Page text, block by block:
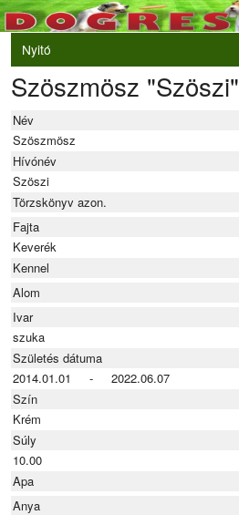
Nyitó
Belépés
VB és EO válogatók
Élő eredmények
Rendezvények
Kutyák
Tulajdonosok/Felvezetők
Szöszmösz "Szöszi"
Név
Szöszmösz
Hívónév
Szöszi
Törzskönyv azon.
Fajta
Keverék
Kennel
Alom
Ivar
szuka
Születés dátuma
2014.01.01 - 2022.06.07
Szín
Krém
Súly
10.00
Apa
Anya